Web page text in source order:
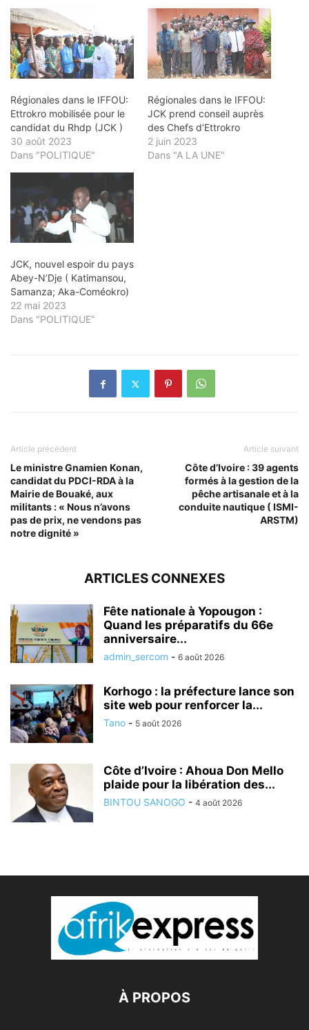
Régionales dans le IFFOU:
Ettrokro mobilisée pour le
candidat du Rhdp (JCK )
30 août 2023
Dans "POLITIQUE"
Régionales dans le IFFOU:
JCK prend conseil auprès
des Chefs d’Ettrokro
2 juin 2023
Dans "A LA UNE"
JCK, nouvel espoir du pays
Abey-N’Dje ( Katimansou,
Samanza; Aka-Coméokro)
22 mai 2023
Dans "POLITIQUE"
Article précédent
Le ministre Gnamien Konan,
candidat du PDCI-RDA à la
Mairie de Bouaké, aux
militants : « Nous n’avons
pas de prix, ne vendons pas
notre dignité »
Article suivant
Côte d’Ivoire : 39 agents
formés à la gestion de la
pêche artisanale et à la
conduite nautique ( ISMI-
ARSTM)
ARTICLES CONNEXES
Fête nationale à Yopougon :
Quand les préparatifs du 66e
anniversaire...
admin_sercom - 6 août 2026
Korhogo : la préfecture lance son
site web pour renforcer la...
Tano - 5 août 2026
Côte d’Ivoire : Ahoua Don Mello
plaide pour la libération des...
BINTOU SANOGO - 4 août 2026
À PROPOS